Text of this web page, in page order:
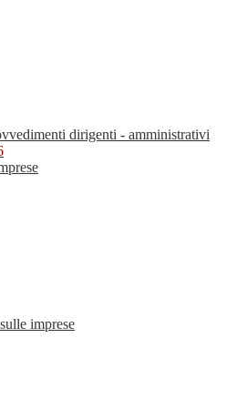
dirigenti - amministrativi
imprese